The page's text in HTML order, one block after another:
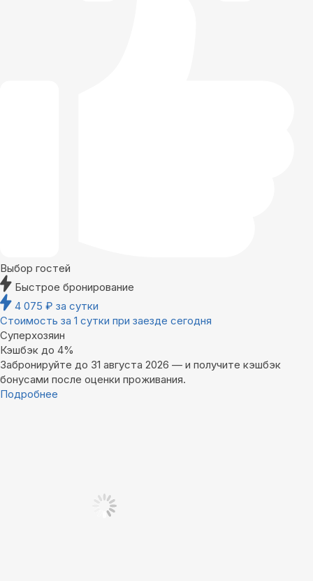
Выбор гостей
Быстрое бронирование
4 075 ₽ за сутки
Стоимость за 1 сутки при заезде сегодня
Суперхозяин
Кэшбэк до 4%
Забронируйте до 31 августа 2026 — и получите кэшбэк
бонусами после оценки проживания.
Подробнее